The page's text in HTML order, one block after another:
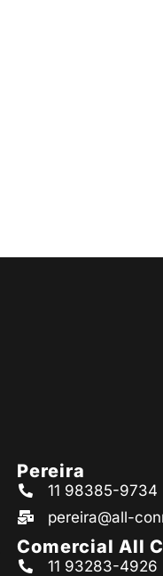
Pereira
11 98385-9734
pereira@all-
Comercial All
11 93283-4926